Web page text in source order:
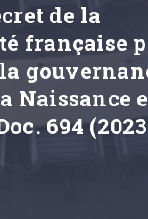
de la
française
Naissance
694